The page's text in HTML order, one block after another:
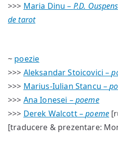
>>> Maria Dinu – P.D.
de tarot
~ poezie
>>> Aleksandar Stoicovici –
>>> Marius-Iulian Stancu –
>>> Ana Ionesei –poeme
>>> Derek Walcott –poeme
[traducere & prezentare: